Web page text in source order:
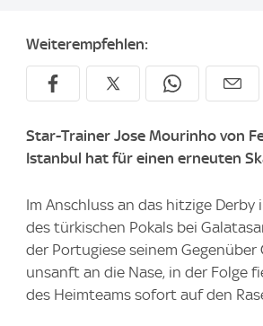
Weiterempfehlen:
Star-Trainer Jose Mourinho von
Istanbul hat für einen erneuten
Im Anschluss an das hitzige Derby
des türkischen Pokals bei
der Portugiese seinem Gegenüber
unsanft an die Nase, in der Folge
des Heimteams sofort auf den